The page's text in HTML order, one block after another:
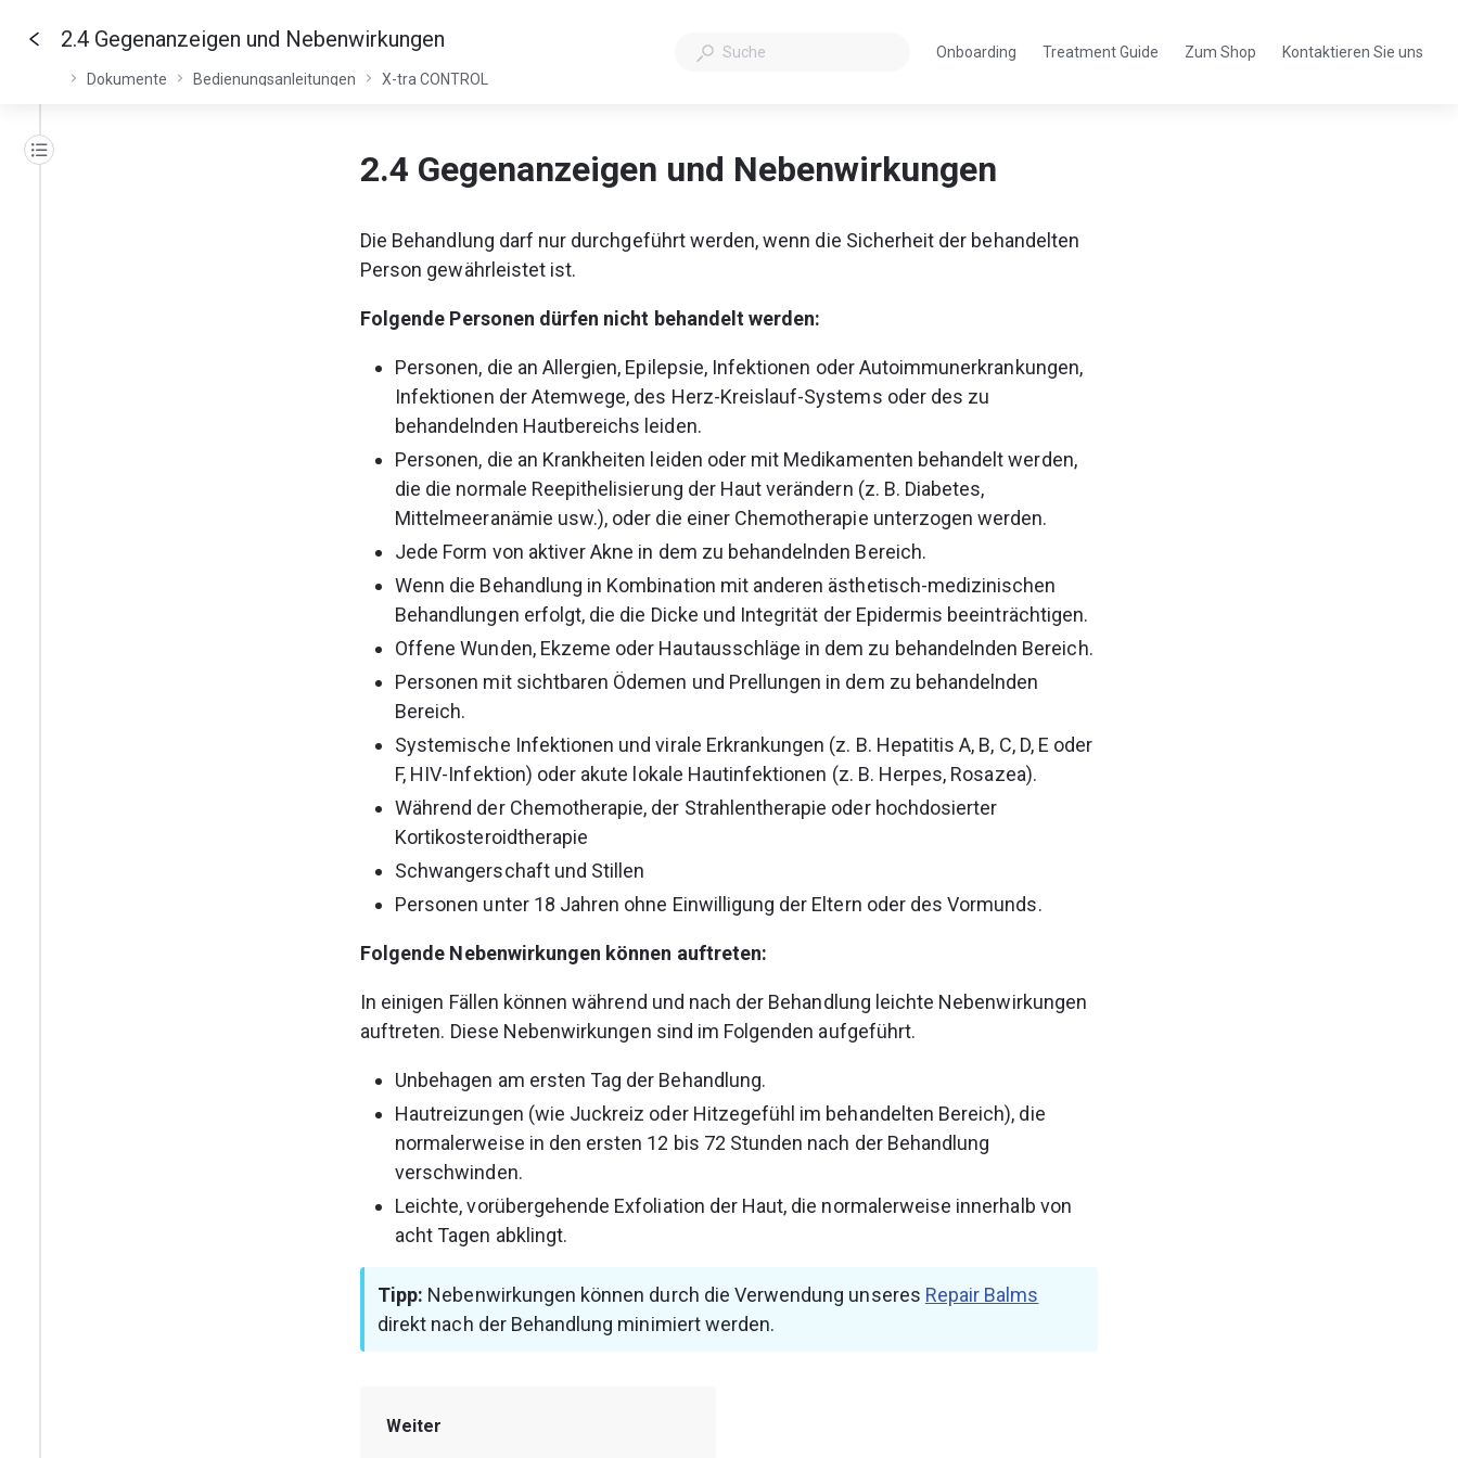
2.4 Gegenanzeigen und Nebenwirkungen
Dokumente Bedienungsanleitungen X-tra CONTROL
Onboarding
Öffnet
neuen
Tab
Treatment Guide
Öffnet
Zum Shop
Öffnet
Kontaktieren Sie uns
2.4 Gegenanzeigen und Nebenwirkungen
Die Behandlung darf nur durchgeführt werden, wenn die Sicherheit der behandelten
Person gewährleistet ist.
Folgende Personen dürfen nicht behandelt werden:
Personen, die an Allergien, Epilepsie, Infektionen oder Autoimmunerkrankungen,
Infektionen der Atemwege, des Herz-Kreislauf-Systems oder des zu
behandelnden Hautbereichs leiden.
Personen, die an Krankheiten leiden oder mit Medikamenten behandelt werden,
die die normale Reepithelisierung der Haut verändern (z. B. Diabetes,
Mittelmeeranämie usw.), oder die einer Chemotherapie unterzogen werden.
Jede Form von aktiver Akne in dem zu behandelnden Bereich.
Wenn die Behandlung in Kombination mit anderen ästhetisch-medizinischen
Behandlungen erfolgt, die die Dicke und Integrität der Epidermis beeinträchtigen.
Offene Wunden, Ekzeme oder Hautausschläge in dem zu behandelnden Bereich.
Personen mit sichtbaren Ödemen und Prellungen in dem zu behandelnden
Bereich.
Systemische Infektionen und virale Erkrankungen (z. B. Hepatitis A, B, C, D, E oder
F, HIV-Infektion) oder akute lokale Hautinfektionen (z. B. Herpes, Rosazea).
Während der Chemotherapie, der Strahlentherapie oder hochdosierter
Kortikosteroidtherapie
Schwangerschaft und Stillen
Personen unter 18 Jahren ohne Einwilligung der Eltern oder des Vormunds.
Folgende Nebenwirkungen können auftreten:
In einigen Fällen können während und nach der Behandlung leichte Nebenwirkungen
auftreten. Diese Nebenwirkungen sind im Folgenden aufgeführt.
Unbehagen am ersten Tag der Behandlung.
Hautreizungen (wie Juckreiz oder Hitzegefühl im behandelten Bereich), die
normalerweise in den ersten 12 bis 72 Stunden nach der Behandlung
verschwinden.
Leichte, vorübergehende Exfoliation der Haut, die normalerweise innerhalb von
acht Tagen abklingt.
Tipp: Nebenwirkungen können durch die Verwendung unseres Repair Balms
direkt nach der Behandlung minimiert werden.
Weiter